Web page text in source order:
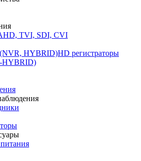
TVI, SDI, CVI
(NVR, HYBRID)HD регистраторы
HYBRID)